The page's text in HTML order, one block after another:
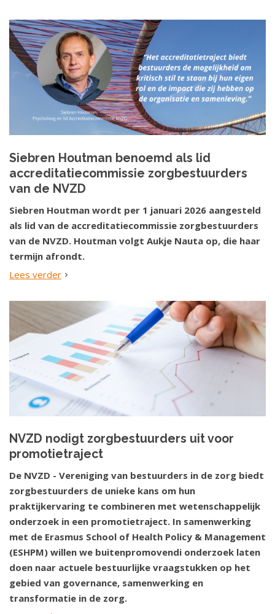
Siebren Houtman benoemd als lid
accreditatiecommissie zorgbestuurders
van de NVZD
Siebren Houtman wordt per 1 januari 2026 aangesteld
als lid van de accreditatiecommissie zorgbestuurders
van de NVZD. Houtman volgt Aukje Nauta op, die haar
termijn afrondt.
Lees verder
NVZD nodigt zorgbestuurders uit voor
promotietraject
De NVZD - Vereniging van bestuurders in de zorg biedt
zorgbestuurders de unieke kans om hun
praktijkervaring te combineren met wetenschappelijk
onderzoek in een promotietraject. In samenwerking
met de Erasmus School of Health Policy & Management
(ESHPM) willen we buitenpromovendi onderzoek laten
doen naar actuele bestuurlijke vraagstukken op het
gebied van governance, samenwerking en
transformatie in de zorg.